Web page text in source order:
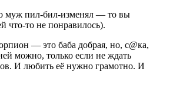
муж пил-бил-изменял — то вы
что-то не понравилось).
— это баба добрая, но, с@ка,
можно, только если не ждать
И любить её нужно грамотно. И